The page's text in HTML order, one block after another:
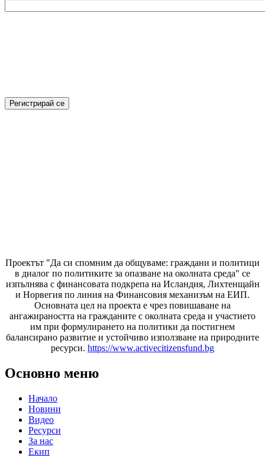
Проектът "Да си спомним да общуваме: граждани и политици
в диалог по политиките за опазване на околната среда" се
изпълнява с финансовата подкрепа на Исландия, Лихтенщайн
и Норвегия по линия на Финансовия механизъм на ЕИП.
Основната цел на проекта е чрез повишаване на
ангажираността на гражданите с околната среда и участието
им при формулирането на политики да постигнем
балансирано развитие и устойчиво използване на природните
ресурси. https://www.activecitizensfund.bg
Основно меню
Начало
Новини
Видео
Ресурси
За нас
Екип